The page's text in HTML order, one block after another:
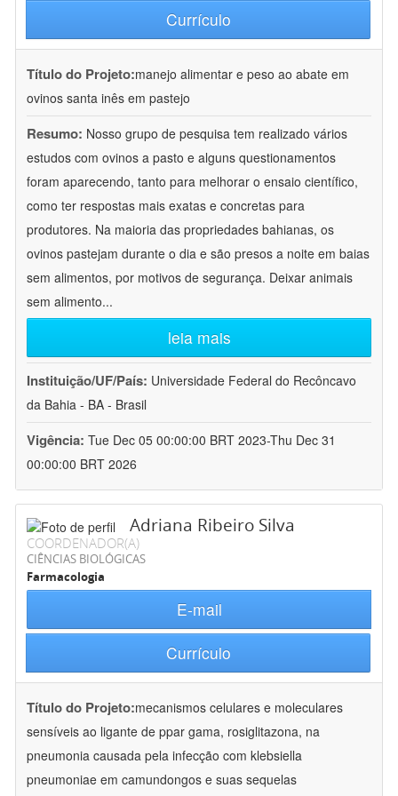
Currículo
Título do Projeto:manejo alimentar e peso ao abate em
ovinos santa inês em pastejo
Resumo: Nosso grupo de pesquisa tem realizado vários
estudos com ovinos a pasto e alguns questionamentos
foram aparecendo, tanto para melhorar o ensaio científico,
como ter respostas mais exatas e concretas para
produtores. Na maioria das propriedades bahianas, os
ovinos pastejam durante o dia e são presos a noite em baias
sem alimentos, por motivos de segurança. Deixar animais
sem alimento...
leia mais
Instituição/UF/País: Universidade Federal do Recôncavo
da Bahia - BA - Brasil
Vigência: Tue Dec 05 00:00:00 BRT 2023-Thu Dec 31
00:00:00 BRT 2026
Adriana Ribeiro Silva
COORDENADOR(A)
CIÊNCIAS BIOLÓGICAS
Farmacologia
E-mail
Currículo
Título do Projeto:mecanismos celulares e moleculares
sensíveis ao ligante de ppar gama, rosiglitazona, na
pneumonia causada pela infecção com klebsiella
pneumoniae em camundongos e suas sequelas